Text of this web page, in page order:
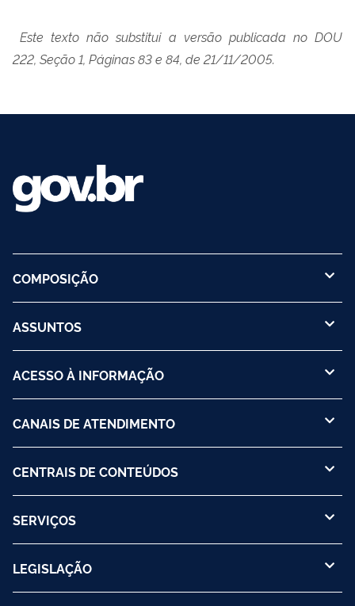
Este texto não substitui a versão publicada no DOU
222, Seção 1, Páginas 83 e 84, de 21/11/2005.
COMPOSIÇÃO
ASSUNTOS
ACESSO À INFORMAÇÃO
CANAIS DE ATENDIMENTO
CENTRAIS DE CONTEÚDOS
SERVIÇOS
LEGISLAÇÃO